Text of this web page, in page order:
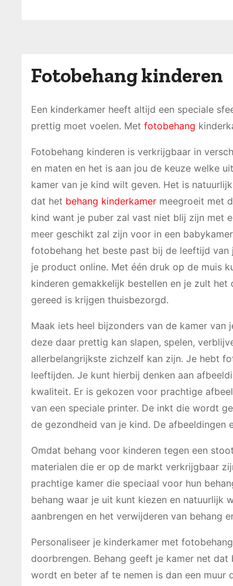
Fotobehang kinderen
Een kinderkamer heeft altijd een speciale
prettig moet voelen. Met fotobehang
Fotobehang kinderen is verkrijgbaar in
en maten en het is aan jou de keuze welke
kamer van je kind wilt geven. Het is
dat het behang kinderkamer meegroeit met
kind want je puber zal vast niet blij zijn met
meer geschikt zal zijn voor in een
fotobehang het beste past bij de leeftijd van
je product online. Met één druk op de muis
kinderen gemakkelijk bestellen en je zult het
gereed is krijgen thuisbezorgd.
Maak iets heel bijzonders van de kamer van
deze daar prettig kan slapen, spelen,
allerbelangrijkste zichzelf kan zijn. Je hebt
leeftijden. Je kunt hierbij denken aan
kwaliteit. Er is gekozen voor prachtige
van een speciale printer. De inkt die wordt
de gezondheid van je kind. De afbeeldingen
Omdat behang voor kinderen tegen een
materialen die er op de markt verkrijgbaar
prachtige kamer die speciaal voor hun
behang waar je uit kunt kiezen en natuurlijk
aanbrengen en het verwijderen van behang
Personaliseer je kinderkamer met
doorbrengen. Behang geeft je kamer net
wordt en beter af te nemen is dan een muur